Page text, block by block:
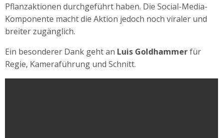
Pflanzaktionen durchgeführt haben. Die Social-Media-
Komponente macht die Aktion jedoch noch viraler und
breiter zugänglich.
Ein besonderer Dank geht an Luis Goldhammerfür
Regie, Kameraführung und Schnitt.